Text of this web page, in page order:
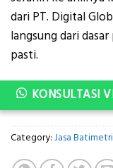
dari PT. Digital
langsung dari
pasti.
KONSULTASI
Category: Jasa Batimetri